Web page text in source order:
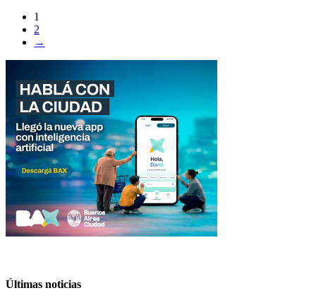
1
2
→
Últimas noticias